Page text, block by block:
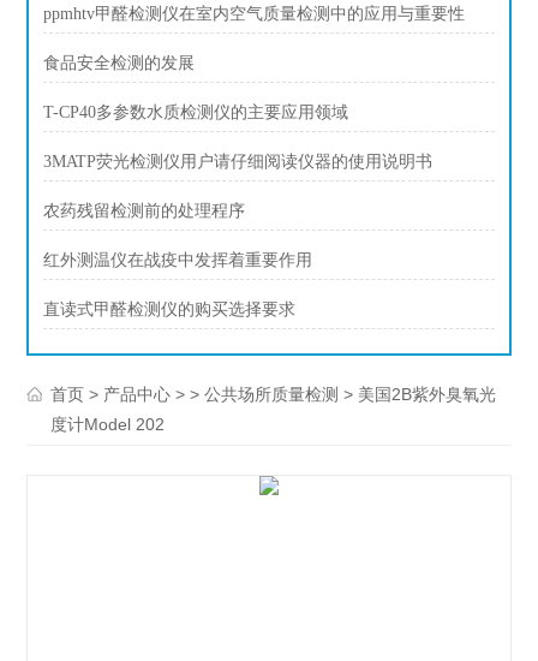
ppmhtv甲醛检测仪在室内空气质量检测中的应用与重要性
食品安全检测的发展
T-CP40多参数水质检测仪的主要应用领域
3MATP荧光检测仪用户请仔细阅读仪器的使用说明书
农药残留检测前的处理程序
红外测温仪在战疫中发挥着重要作用
直读式甲醛检测仪的购买选择要求
首页 > 产品中心 > >公共场所质量检测 > 美国2B紫外臭氧光
度计Model 202